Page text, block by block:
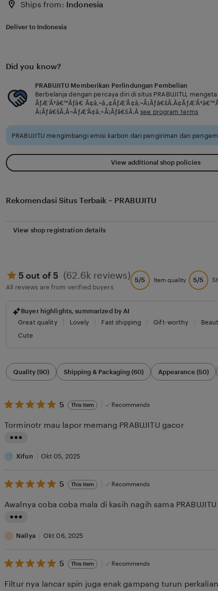
Ships from: Indonesia
Deliver to Indonesia
Did you know?
PRABUJITU Memberikan Perlindungan Pembelian
Berbelanja dengan percaya diri di situs PRABUJITU,
ÃƒÆ’Ã†â€™Ãƒâ€
Â¡Ãƒâ€šÃ‚Â¬ÃƒÆ’Ã¢â‚¬Å¡Ãƒâ€šÃ‚Âsee program terms
PRABUJITU mengimbangi emisi karbon dari pengiriman dan
View additional shop policies
Rekomendasi Situs Terbaik ~ PRABUJITU
View shop registration details
5 out of 5 (62.6k reviews)
All reviews are from verified buyers
5/5 Item quality 5/5
Buyer highlights, summarized by AI
Great quality
Lovely Fast shipping Gift-worthy
Cute
Filter
by
category
Quality (90) Shipping & Packaging (60) Appearance (50)
5
out
5
stars
5 This item Recommends
i
t
n
r
v
e
Torminotr mau lapor memang PRABUJITU gacor
Xifun Okt 05, 2025
5
out
5
stars
5 This item Recommends
i
t
n
Awalnya coba coba mala di kasih nagih sama
Nailya Okt 06, 2025
5
out
5
5 This item Recommends
Filtur nya lancar spin juga enak gampang turun perkalian